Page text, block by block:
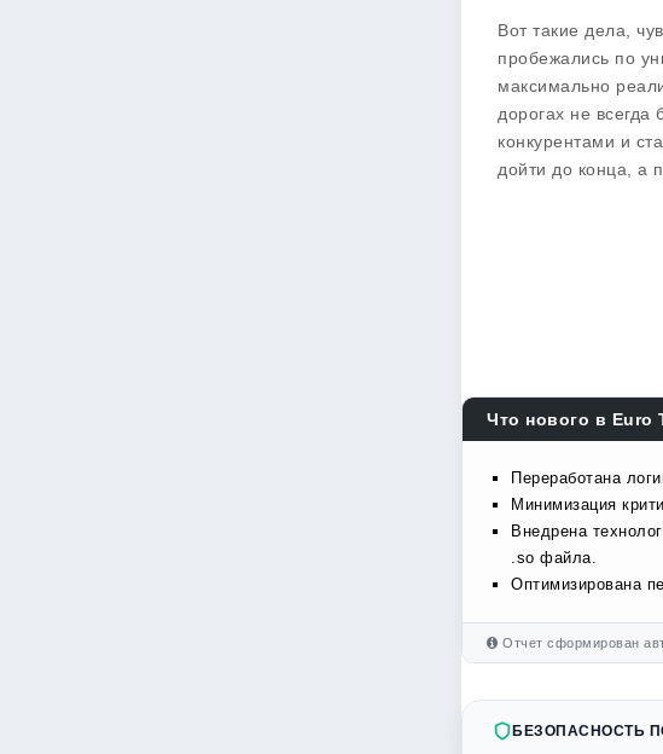
Вот такие дела,
пробежались по
максимально
дорогах не
конкурентами и
дойти до конца, а
Что нового в Euro
Переработана
Минимизация
Внедрена
.so файла.
Оптимизирована
Отчет сформирован
БЕЗОПАСНОСТЬ